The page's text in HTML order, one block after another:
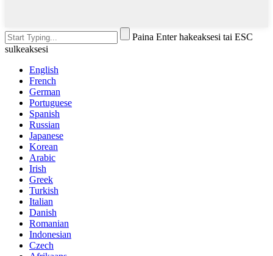
Paina Enter hakeaksesi tai ESC
sulkeaksesi
English
French
German
Portuguese
Spanish
Russian
Japanese
Korean
Arabic
Irish
Greek
Turkish
Italian
Danish
Romanian
Indonesian
Czech